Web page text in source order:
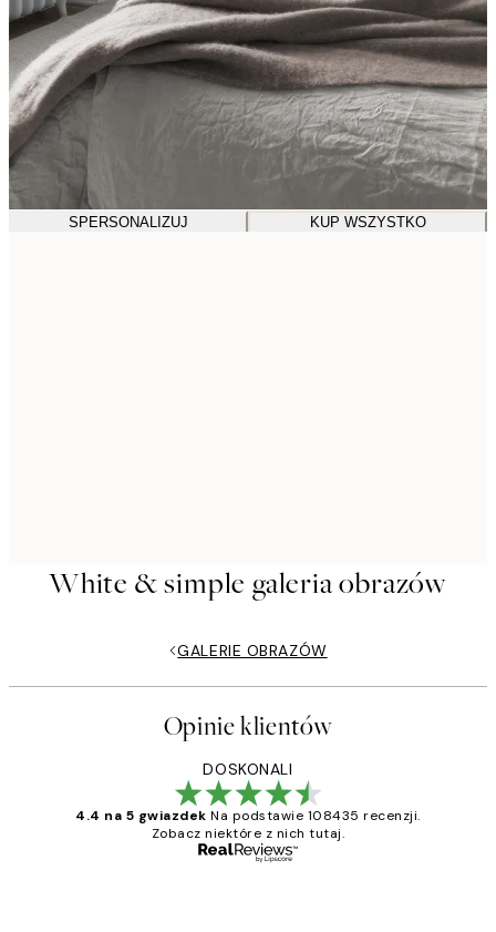
SPERSONALIZUJ KUP WSZYSTKO
White & simple galeria obrazów
GALERIE OBRAZÓW
Opinie klientów
DOSKONALI
4.4 na 5 gwiazdek Na podstawie 108435 recenzji.
Zobacz niektóre z nich tutaj.